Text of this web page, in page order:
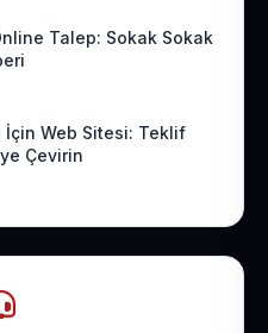
Talep: Sokak Sokak
İçin Web Sitesi: Teklif
Çevirin